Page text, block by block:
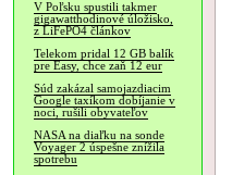
V Poľsku spustili takmer
gigawatthodinové úložisko,
z LiFePO4 článkov
Telekom pridal 12 GB balík
pre Easy, chce zaň 12 eur
Súd zakázal samojazdiacim
Google taxíkom dobíjanie v
noci, rušili obyvateľov
NASA na diaľku na sonde
Voyager 2 úspešne znížila
spotrebu